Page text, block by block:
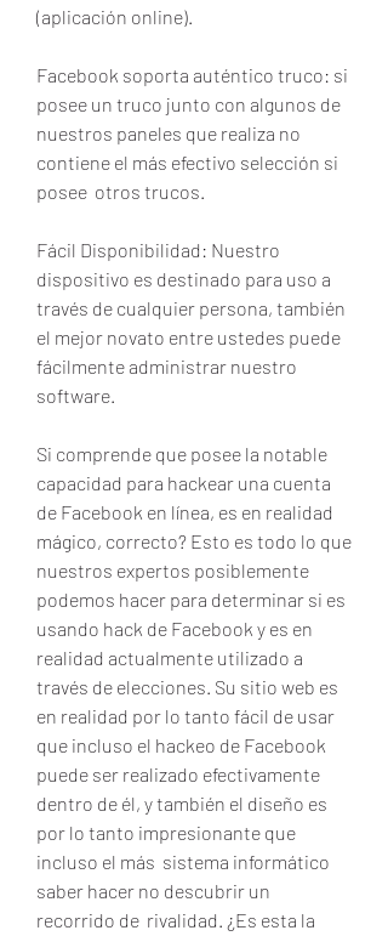
(aplicación online).
Facebook soporta auténtico truco: si
posee un truco junto con algunos de
nuestros paneles que realiza no
contiene el más efectivo selección si
posee  otros trucos.
Fácil Disponibilidad: Nuestro
dispositivo es destinado para uso a
través de cualquier persona, también
el mejor novato entre ustedes puede
fácilmente administrar nuestro
software.
Si comprende que posee la notable
capacidad para hackear una cuenta
de Facebook en línea, es en realidad
mágico, correcto? Esto es todo lo que
nuestros expertos posiblemente
podemos hacer para determinar si es
usando hack de Facebook y es en
realidad actualmente utilizado a
través de elecciones. Su sitio web es
en realidad por lo tanto fácil de usar
que incluso el hackeo de Facebook
puede ser realizado efectivamente
dentro de él, y también el diseño es
por lo tanto impresionante que
incluso el más  sistema informático
saber hacer no descubrir un
recorrido de  rivalidad. ¿Es esta la